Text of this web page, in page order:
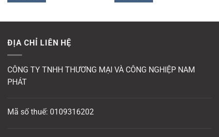
ĐỊA CHỈ LIÊN HỆ
CÔNG TY TNHH THƯƠNG MẠI VÀ CÔNG NGHIỆP NAM
PHÁT
Mã số thuế: 0109316202